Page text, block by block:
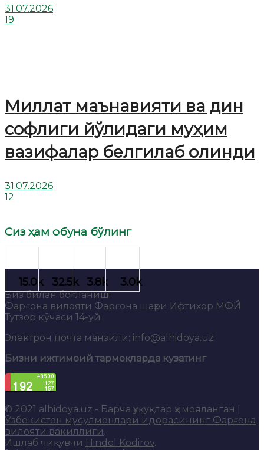
31.07.2026
19
Миллат маънавияти ва дин
софлиги йўлидаги муҳим
вазифалар белгилаб олинди
31.07.2026
12
Сиз ҳам обуна бўлинг
Биз билан боғланиш:
Фарғона вилояти Фарғона шаҳри Ифтихор МФЙ
Тутзор кўчаси 14-уй
Электрон почта манзили: info@alhidoya.uz
Бизни ижтимоий тармоқларда кузатинг
© 2021 alhidoya.uz - Барча ҳуқуқлар ҳимояланган |
Ўзбекистон мусулмонлари идорасининг Фарғона
вилояти вакиллиги.
Ишлаб чиқувчи Hindol Kodirov.